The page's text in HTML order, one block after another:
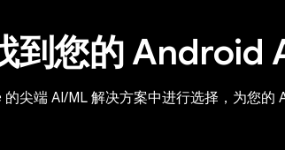
到您的 Android
的尖端 AI/ML 解决方案中进行选择，为您的